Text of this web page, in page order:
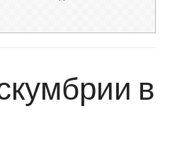
в